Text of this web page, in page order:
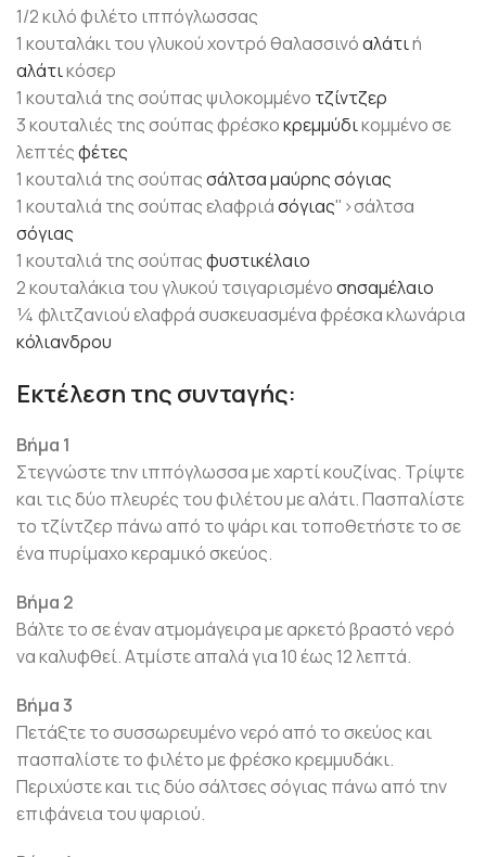
1/2 κιλό φιλέτο ιππόγλωσσας
1 κουταλάκι του γλυκού χοντρό θαλασσινόαλάτιή
αλάτικόσερ
1 κουταλιά της σούπας ψιλοκομμένο τζίντζερ
3 κουταλιές της σούπας φρέσκοκρεμμύδικομμένο σε
λεπτέςφέτες
1 κουταλιά της σούπαςσάλτσα μαύρηςσόγιας
1 κουταλιά της σούπας ελαφριάσόγιας">σάλτσα
σόγιας
1 κουταλιά της σούπαςφυστικέλαιο
2 κουταλάκια του γλυκού τσιγαρισμένοσησαμέλαιο
¼ φλιτζανιού ελαφρά συσκευασμένα φρέσκα κλωνάρια
κόλιανδρου
Εκτέλεση της συνταγής:
Βήμα 1
Στεγνώστε την ιππόγλωσσα με χαρτί κουζίνας. Τρίψτε
και τις δύο πλευρές του φιλέτου με αλάτι. Πασπαλίστε
το τζίντζερ πάνω από το ψάρι και τοποθετήστε το σε
ένα πυρίμαχο κεραμικό σκεύος.
Βήμα 2
Βάλτε το σε έναν ατμομάγειρα με αρκετό βραστό νερό
να καλυφθεί. Ατμίστε απαλά για 10 έως 12 λεπτά.
Βήμα 3
Πετάξτε το συσσωρευμένο νερό από το σκεύος και
πασπαλίστε το φιλέτο με φρέσκο κρεμμυδάκι.
Περιχύστε και τις δύο σάλτσες σόγιας πάνω από την
επιφάνεια του ψαριού.